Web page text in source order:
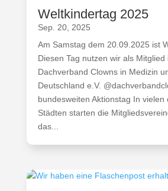
Weltkindertag 2025
Sep. 20, 2025
Am Samstag dem 20.09.2025 ist
Diesen Tag nutzen wir als Mitglied
Dachverband Clowns in Medizin
Deutschland e.V.
bundesweiten Aktionstag In vielen
Städten starten die
das...